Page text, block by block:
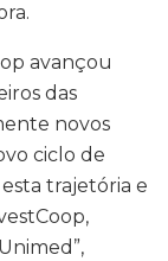
avançou
das
novos
ciclo de
trajetória e